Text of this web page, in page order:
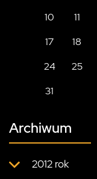
10
11
17
18
24
25
31
Archiwum
2012 rok